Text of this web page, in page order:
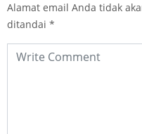
Alamat email Anda tidak
ditandai *